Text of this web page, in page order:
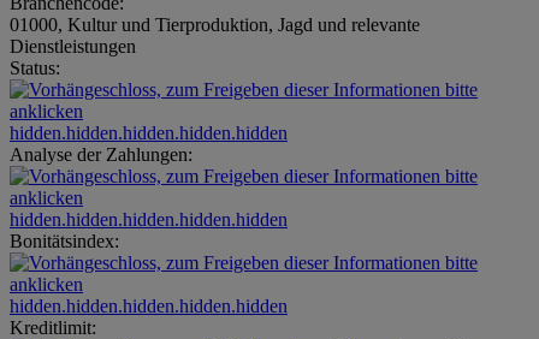
01000, Kultur und Tierproduktion, Jagd und relevante
Dienstleistungen
Status:
hidden.hidden.hidden.hidden.hidden
Analyse der Zahlungen:
hidden.hidden.hidden.hidden.hidden
Bonitätsindex:
hidden.hidden.hidden.hidden.hidden
Kreditlimit: